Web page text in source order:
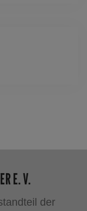
E. V.
der